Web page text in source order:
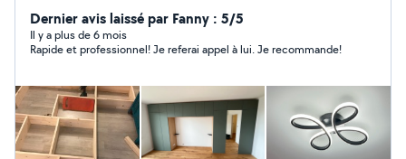
années. Je suis spécialisé dans plusieurs corps de
métiers que j'ai exercé et que j'exerce encore.
Installation électrique ( tableau, motorisation, lustre,
tels que, l'installation de luminaires, la pose d'étagères,
tringles à rideaux, l'installation des meubles, cuisine ainsi
que l'aménagement intérieur. Sérieux, organisé et
attentif aux détails, je suis disponible pour répondre à
Dernier avis laissé par Fanny : 5/5
Il y a plus de 6 mois
Rapide et professionnel! Je referai appel à lui. Je recommande!